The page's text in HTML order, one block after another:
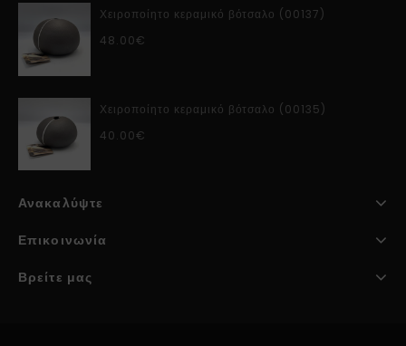
Χειροποίητο κεραμικό βότσαλο (00137)
48.00€
Χειροποίητο κεραμικό βότσαλο (00135)
40.00€
Ανακαλύψτε
Επικοινωνία
Βρείτε μας